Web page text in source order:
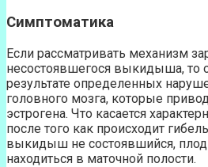
Симптоматика
Если рассматривать механизм
несостоявшегося выкидыша, то
результате определенных
головного мозга, которые
эстрогена. Что касается
после того как происходит
выкидыш не состоявшийся,
находиться в маточной полости.